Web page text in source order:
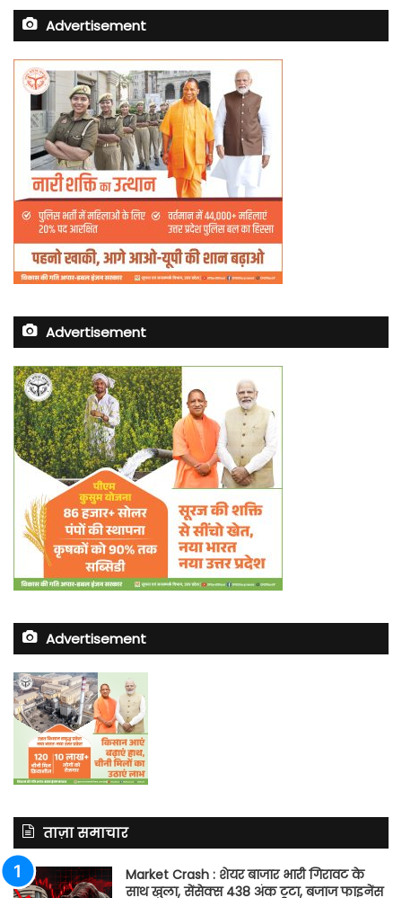
Advertisement
Advertisement
Advertisement
ताज़ा समाचार
Market Crash : शेयर बाजार भारी गिरावट के
साथ खुला, सेंसेक्स 438 अंक टूटा, बजाज फाइनेंस